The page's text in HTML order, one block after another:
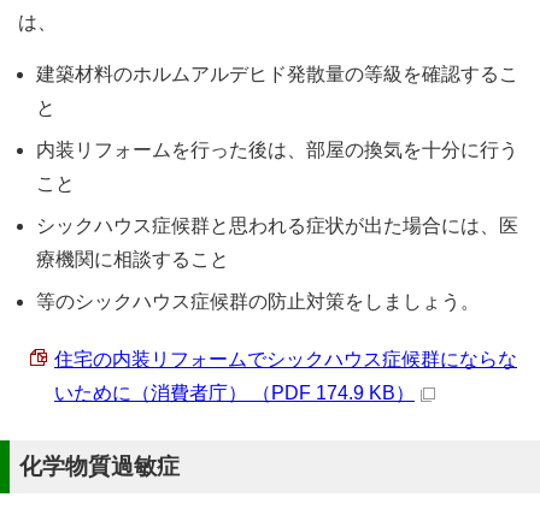
は、
建築材料のホルムアルデヒド発散量の等級を確認するこ
と
内装リフォームを行った後は、部屋の換気を十分に行う
こと
シックハウス症候群と思われる症状が出た場合には、医
療機関に相談すること
等のシックハウス症候群の防止対策をしましょう。
住宅の内装リフォームでシックハウス症候群にならな
いために（消費者庁） （PDF 174.9 KB）
化学物質過敏症